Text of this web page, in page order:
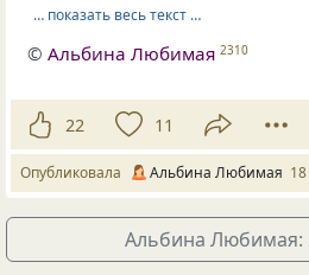
… показать весь текст …
©Альбина Любимая 2310
22 11
Опубликовала Альбина Любимая
Альбина Любимая: